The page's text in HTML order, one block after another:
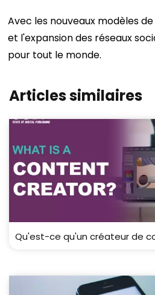
Avec les nouveaux modèles
et l'expansion des réseaux
pour tout le monde.
Articles similaires
Qu'est-ce qu'un créateur de